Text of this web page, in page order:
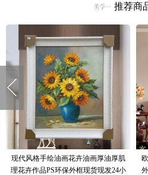
推荐商
现代风格手绘油画花卉油画厚油厚肌
理花卉作品PS环保外框现货现发24小